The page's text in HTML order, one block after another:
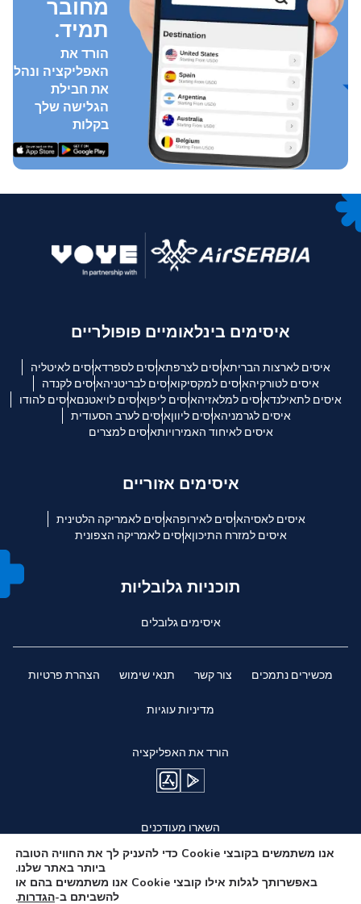
מחובר
תמיד.
הורד את
האפליקציה ונהל
את חבילת
הגלישה שלך
בקלות
איסימים בינלאומיים פופולריים
איסים לארצות הבריתאיסים לצרפתאיסים לספרדאיסים לאיטליה
איסים לטורקיהאיסים למקסיקואיסים לבריטניהאיסים לקנדה
איסים לתאילנדאיסים למלאזיהאיסים ליפןאיסים לויאטנםאיסים להודו
איסים לגרמניהאיסים ליווןאיסים לערב הסעודית
איסים לאיחוד האמירויותאיסים למצרים
איסימים אזוריים
איסים לאסיהאיסים לאירופהאיסים לאמריקה הלטינית
איסים למזרח התיכוןאיסים לאמריקה הצפונית
תוכניות גלובליות
איסימים גלובלים
מכשירים נתמכים צור קשר תנאי שימוש הצהרת פרטיות
מדיניות עוגיות
הורד את האפליקציה
השארו מעודכנים
אנו משתמשים בקובצי Cookie כדי להעניק לך את החוויה הטובה
ביותר באתר שלנו.
באפשרותך לגלות אילו קובצי Cookie אנו משתמשים בהם או
להשביתם ב-הגדרות.